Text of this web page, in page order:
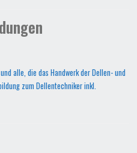
alle, die das Handwerk der Dellen- und
zum Dellentechniker inkl.